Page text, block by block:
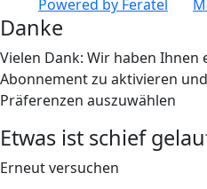
Powered by Feratel
Danke
Vielen Dank: Wir haben Ihnen
Abonnement zu aktivieren
Präferenzen auszuwählen
Etwas ist schief
Erneut versuchen